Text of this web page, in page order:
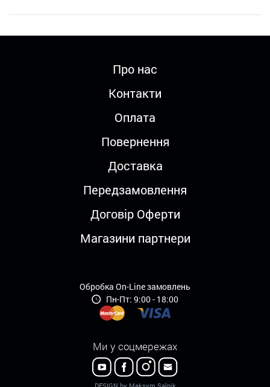
Про нас
Контакти
Оплата
Повернення
Доставка
Передзамовлення
Договір Оферти
Магазини партнери
Обробка On-Line замовлень
Пн-Пт: 9:00 - 18:00
Ми у соцмережах